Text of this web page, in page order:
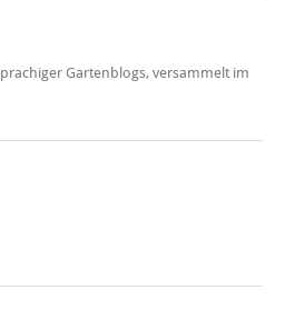
Gartenblogs, versammelt im